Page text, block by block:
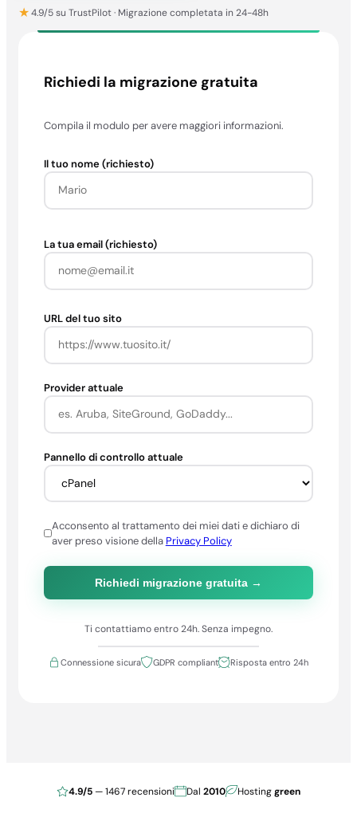
★4.9/5 su TrustPilot · Migrazione completata in 24-48h
Richiedi la migrazione gratuita
Compila il modulo per avere maggiori informazioni.
Il tuo nome (richiesto)
La tua email (richiesto)
URL del tuo sito
Provider attuale
Pannello di controllo attuale
Acconsento al trattamento dei miei dati e dichiaro di
aver preso visione della Privacy Policy
Ti contattiamo entro 24h. Senza impegno.
Connessione sicura GDPR compliant Risposta entro 24h
4.9/5— 1467 recensioni Dal 2010 Hostinggreen